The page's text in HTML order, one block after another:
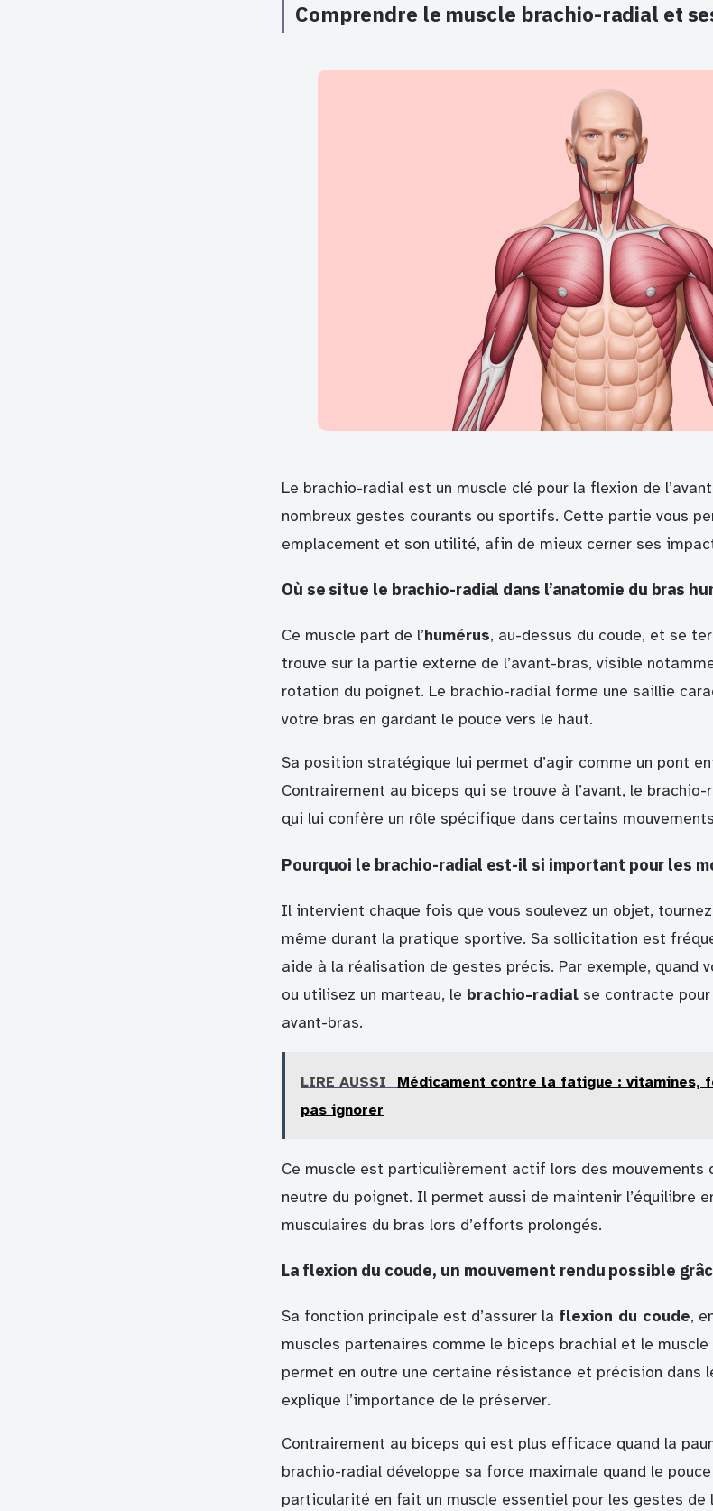
Comprendre le muscle brachio-radial et
Le brachio-radial est un muscle clé pour la flexion de
nombreux gestes courants ou sportifs. Cette partie vous
emplacement et son utilité, afin de mieux cerner ses
Où se situe le brachio-radial dans l’anatomie du bras
Ce muscle part de l’humérus, au-dessus du coude, et se
trouve sur la partie externe de l’avant-bras, visible
rotation du poignet. Le brachio-radial forme une saillie
votre bras en gardant le pouce vers le haut.
Sa position stratégique lui permet d’agir comme un pont
Contrairement au biceps qui se trouve à l’avant, le
qui lui confère un rôle spécifique dans certains
Pourquoi le brachio-radial est-il si important pour les
Il intervient chaque fois que vous soulevez un objet,
même durant la pratique sportive. Sa sollicitation est
aide à la réalisation de gestes précis. Par exemple, quand
ou utilisez un marteau, le brachio-radial se contracte
avant-bras.
LIRE AUSSI
Médicament contre la fatigue : vitamines,
pas ignorer
Ce muscle est particulièrement actif lors des mouvements
neutre du poignet. Il permet aussi de maintenir l’équilibre
musculaires du bras lors d’efforts prolongés.
La flexion du coude, un mouvement rendu possible
Sa fonction principale est d’assurer la flexion du coude,
muscles partenaires comme le biceps brachial et le
permet en outre une certaine résistance et précision dans
explique l’importance de le préserver.
Contrairement au biceps qui est plus efficace quand la
brachio-radial développe sa force maximale quand le
particularité en fait un muscle essentiel pour les gestes de